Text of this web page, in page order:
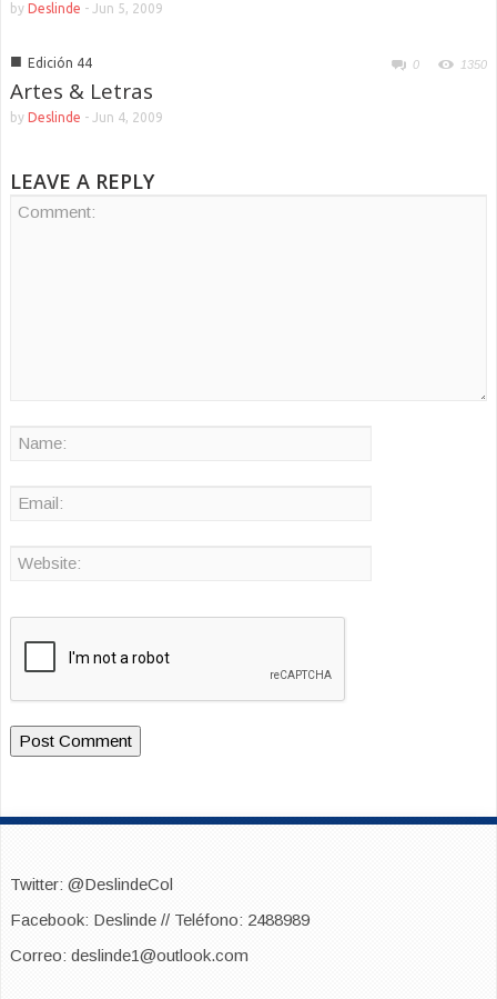
by Deslinde - Jun 5, 2009
■ Edición 44 0 1350
Artes & Letras
by Deslinde - Jun 4, 2009
LEAVE A REPLY
Twitter: @DeslindeCol
Facebook: Deslinde // Teléfono: 2488989
Correo: deslinde1@outlook.com